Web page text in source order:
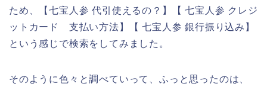
ため、【七宝人参 代引使えるの？】【 七宝人参 クレジ
ットカード 支払い方法】【 七宝人参 銀行振り込み】
という感じで検索をしてみました。
そのように色々と調べていって、ふっと思ったのは、